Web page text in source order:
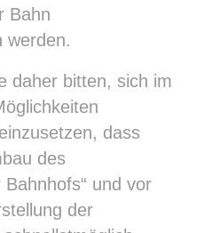
Bahn
werden.
daher bitten, sich im
dass
des
und vor
der